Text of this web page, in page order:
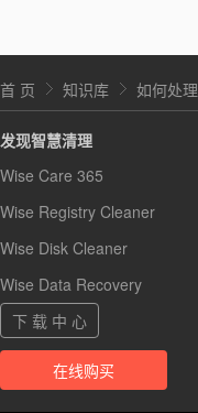
首 页 知识库 如何处
发现智慧清理
Wise Care 365
Wise Registry Cleaner
Wise Disk Cleaner
Wise Data Recovery
下 载 中 心
在线购买